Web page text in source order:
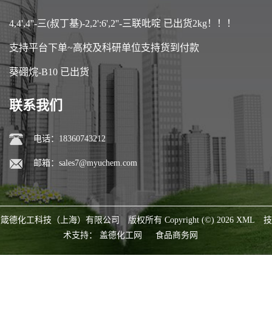
4,4',4''-三(叔丁基)-2,2':6',2''-三联吡啶 已出货2kg！！！
支持平台下单~高校及科研单位支持货到付款
葵硼烷-B10 已出货
联系我们
电话：18360743212
邮箱： sales7@myuchem.com
箴德化工科技（上海）有限公司 版权所有 Copyright (©) 2026 XML
技
术支持： 盖德化工网 食品商务网